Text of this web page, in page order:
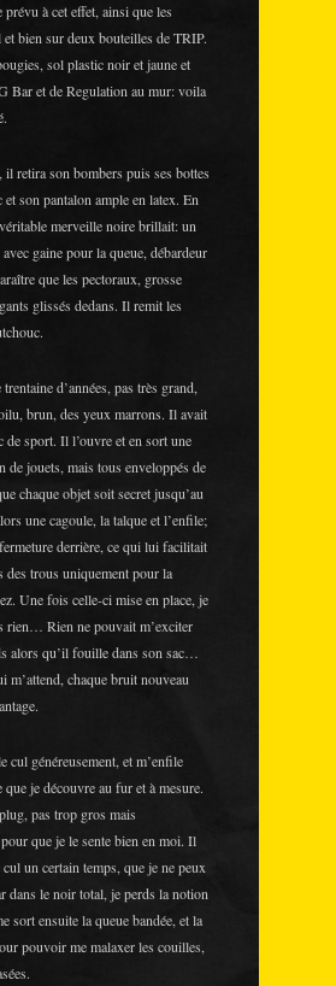
à cet effet, ainsi que les
et bien sur deux bouteilles de TRIP.
sol plastic noir et jaune et
Bar et de Regulation au mur: voila
il retira son bombers puis ses bottes
et son pantalon ample en latex. En
merveille noire brillait: un
gaine pour la queue, débardeur
que les pectoraux, grosse
glissés dedans. Il remit les
d’années, pas très grand,
brun, des yeux marrons. Il avait
de sport. Il l’ouvre et en sort une
de jouets, mais tous enveloppés de
chaque objet soit secret jusqu’au
une cagoule, la talque et l’enfile;
derrière, ce qui lui facilitait
des trous uniquement pour la
Une fois celle-ci mise en place, je
rien… Rien ne pouvait m’exciter
alors qu’il fouille dans son sac…
m’attend, chaque bruit nouveau
cul généreusement, et m’enfile
que je découvre au fur et à mesure.
pas trop gros mais
que je le sente bien en moi. Il
un certain temps, que je ne peux
dans le noir total, je perds la notion
sort ensuite la queue bandée, et la
pouvoir me malaxer les couilles,